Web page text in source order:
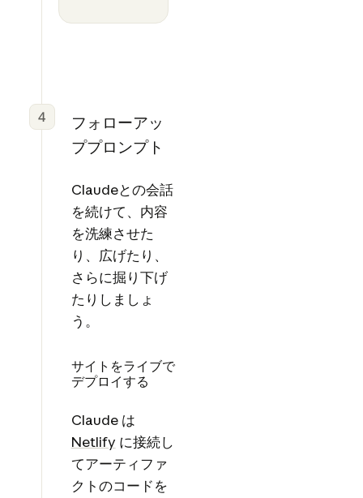
4
フォローアッ
ププロンプト
Claudeとの会話
を続けて、内容
を洗練させた
り、広げたり、
さらに掘り下げ
たりしましょ
う。
サイトをライブで
デプロイする
Claude は
Netlify に接続し
てアーティファ
クトのコードを